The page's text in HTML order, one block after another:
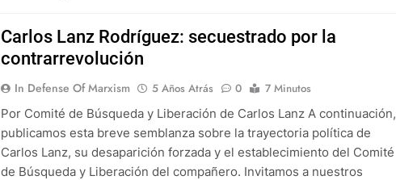
Carlos Lanz Rodríguez: secuestrado por la
contrarrevolución
In Defense Of Marxism 5 Años Atrás 0
7 Minutos
Por Comité de Búsqueda y Liberación de Carlos Lanz A continuación,
publicamos esta breve semblanza sobre la trayectoria política de
Carlos Lanz, su desaparición forzada y el establecimiento del Comité
de Búsqueda y Liberación del compañero. Invitamos a nuestros